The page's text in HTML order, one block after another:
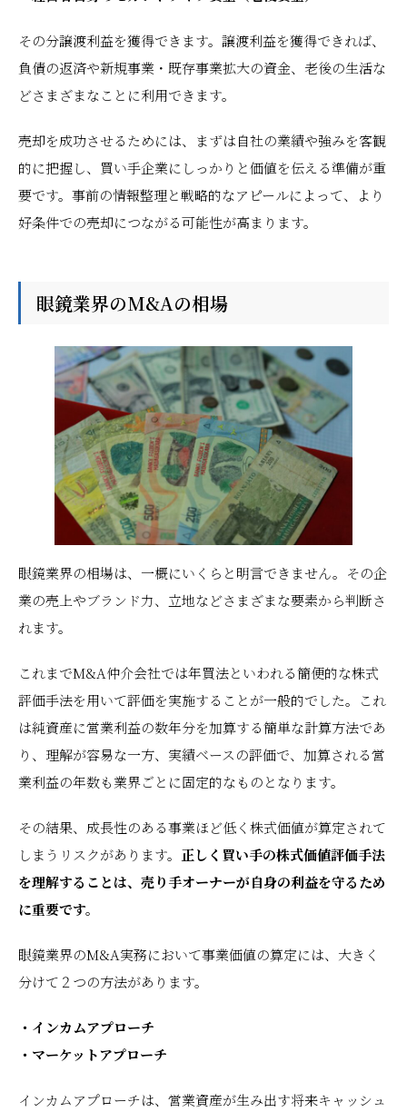
その分譲渡利益を獲得できます。譲渡利益を獲得できれば、
負債の返済や新規事業・既存事業拡大の資金、老後の生活な
どさまざまなことに利用できます。
売却を成功させるためには、まずは自社の業績や強みを客観
的に把握し、買い手企業にしっかりと価値を伝える準備が重
要です。事前の情報整理と戦略的なアピールによって、より
好条件での売却につながる可能性が高まります。
眼鏡業界のM&Aの相場
眼鏡業界の相場は、一概にいくらと明言できません。その企
業の売上やブランド力、立地などさまざまな要素から判断さ
れます。
これまでM&A仲介会社では年買法といわれる簡便的な株式
評価手法を用いて評価を実施することが一般的でした。これ
は純資産に営業利益の数年分を加算する簡単な計算方法であ
り、理解が容易な一方、実績ベースの評価で、加算される営
業利益の年数も業界ごとに固定的なものとなります。
その結果、成長性のある事業ほど低く株式価値が算定されて
しまうリスクがあります。 正しく買い手の株式価値評価手法
を理解することは、売り手オーナーが自身の利益を守るため
に重要です。
眼鏡業界のM&A実務において事業価値の算定には、大きく
分けて２つの方法があります。
・インカムアプローチ
・マーケットアプローチ
インカムアプローチは、営業資産が生み出す将来キャッシュ